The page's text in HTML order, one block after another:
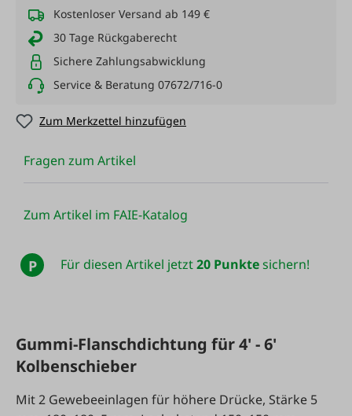
Kostenloser Versand ab 149 €
30 Tage Rückgaberecht
Sichere Zahlungsabwicklung
Service & Beratung 07672/716-0
Zum Merkzettel hinzufügen
Fragen zum Artikel
Zum Artikel im FAIE-Katalog
P Für diesen Artikel jetzt20 Punktesichern!
Gummi-Flanschdichtung für 4' - 6'
Kolbenschieber
Mit 2 Gewebeeinlagen für höhere Drücke, Stärke 5